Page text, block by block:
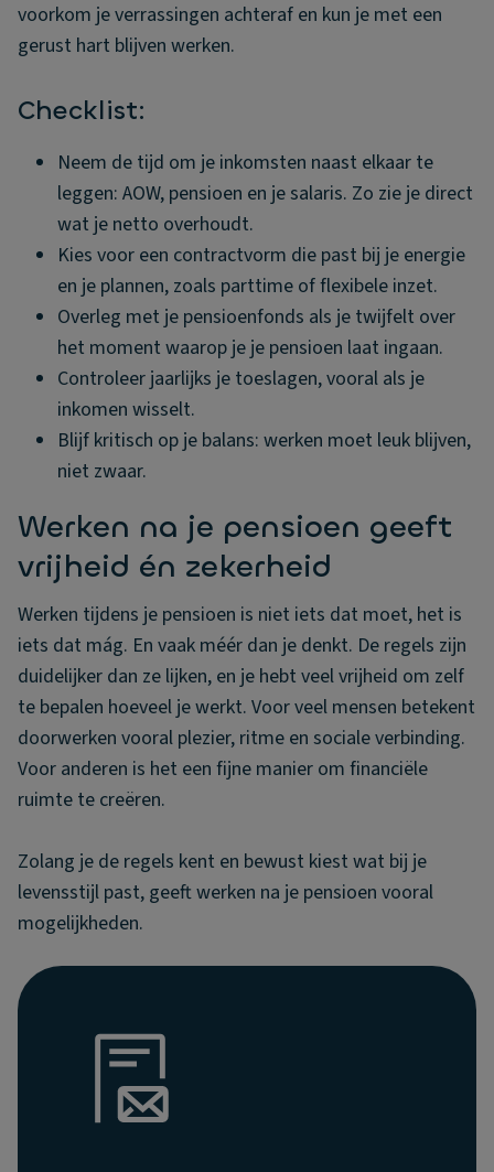
voorkom je verrassingen achteraf en kun je met een
gerust hart blijven werken.
Checklist:
Neem de tijd om je inkomsten naast elkaar te
leggen: AOW, pensioen en je salaris. Zo zie je direct
wat je netto overhoudt.
Kies voor een contractvorm die past bij je energie
en je plannen, zoals parttime of flexibele inzet.
Overleg met je pensioenfonds als je twijfelt over
het moment waarop je je pensioen laat ingaan.
Controleer jaarlijks je toeslagen, vooral als je
inkomen wisselt.
Blijf kritisch op je balans: werken moet leuk blijven,
niet zwaar.
Werken na je pensioen geeft
vrijheid én zekerheid
Werken tijdens je pensioen is niet iets dat moet, het is
iets dat mág. En vaak méér dan je denkt. De regels zijn
duidelijker dan ze lijken, en je hebt veel vrijheid om zelf
te bepalen hoeveel je werkt. Voor veel mensen betekent
doorwerken vooral plezier, ritme en sociale verbinding.
Voor anderen is het een fijne manier om financiële
ruimte te creëren.
Zolang je de regels kent en bewust kiest wat bij je
levensstijl past, geeft werken na je pensioen vooral
mogelijkheden.